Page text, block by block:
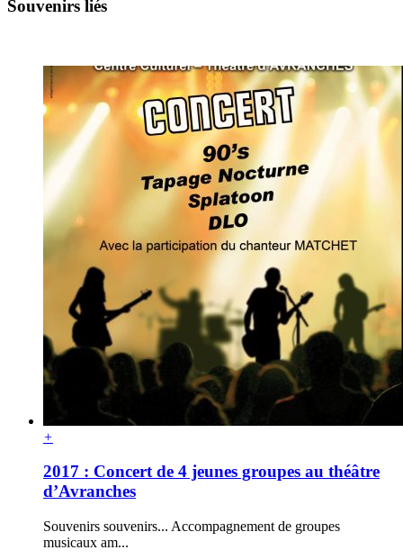
Souvenirs liés
+
2017 : Concert de 4 jeunes groupes au théâtre
d’Avranches
Souvenirs souvenirs... Accompagnement de groupes
musicaux am...